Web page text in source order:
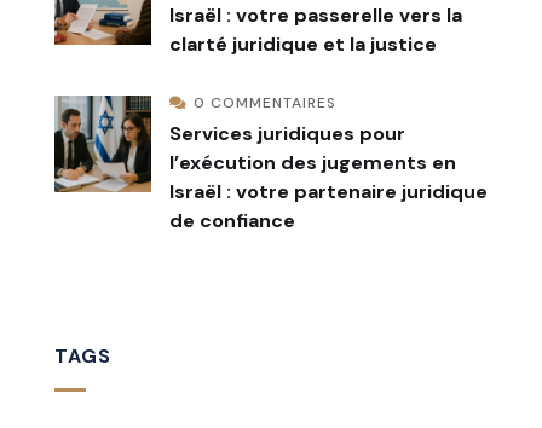
Israël : votre passerelle vers la
clarté juridique et la justice
0 COMMENTAIRES
Services juridiques pour
l’exécution des jugements en
Israël : votre partenaire juridique
de confiance
TAGS